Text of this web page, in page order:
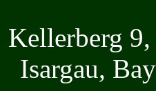
Kellerberg
Isargau,